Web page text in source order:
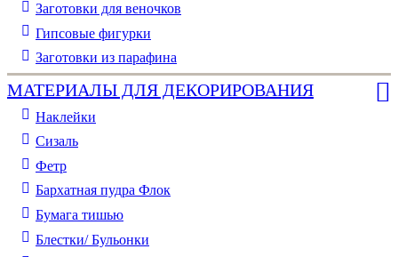
Заготовки для веночков
Гипсовые фигурки
Заготовки из парафина
МАТЕРИАЛЫ ДЛЯ ДЕКОРИРОВАНИЯ
Наклейки
Сизаль
Фетр
Бархатная пудра Флок
Бумага тишью
Блестки/ Бульонки